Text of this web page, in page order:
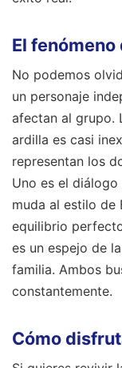
El fenómeno
No podemos
un personaje
afectan al grupo.
ardilla es casi
representan los
Uno es el
muda al estilo de
equilibrio
es un espejo de
familia. Ambos
constantemente.
Cómo